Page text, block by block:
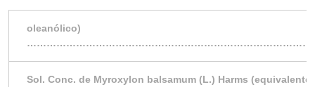
oleanólico)
Sol. Conc. de Myroxylon balsamum (L.) Harms (equivalente